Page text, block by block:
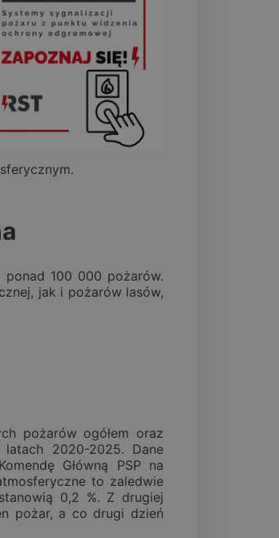
100 000 pożarów.
jak i pożarów lasów,
pożarów ogółem oraz
latach 2020-2025. Dane
Główną PSP na
to zaledwie
0,2 %. Z drugiej
pożar, a co drugi dzień